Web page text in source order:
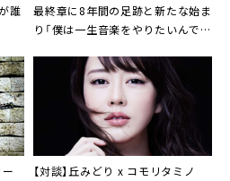
誰
最終章に8年間の足跡と新たな始ま
り「僕は一生音楽をやりたいんです
ー
【対談】 丘みどり x コモリタミノ